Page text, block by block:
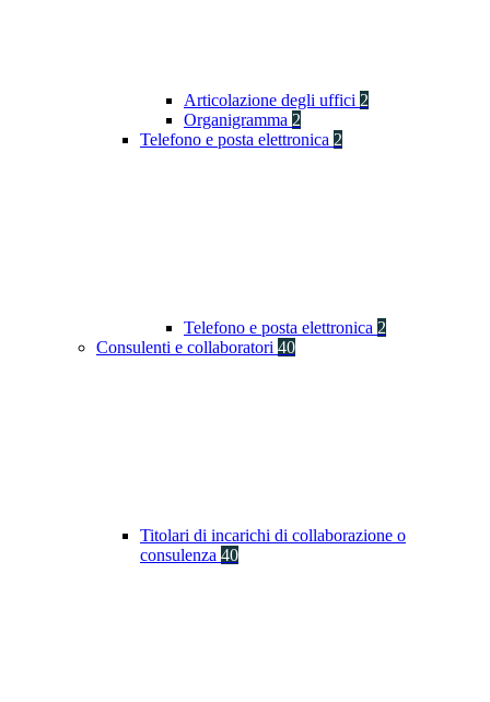
Articolazione degli uffici 2
Organigramma 2
Telefono e posta elettronica 2
Telefono e posta elettronica 2
Consulenti e collaboratori 40
Titolari di incarichi di collaborazione o
consulenza 40